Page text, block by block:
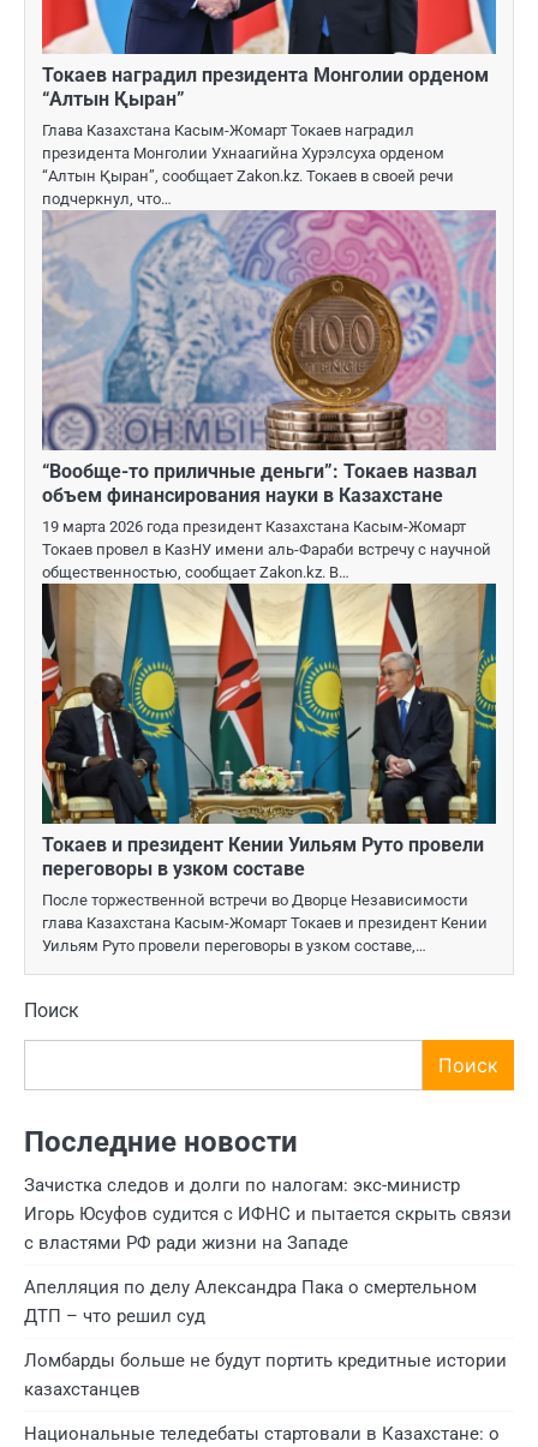
Токаев наградил президента Монголии орденом
“Алтын Қыран”
Глава Казахстана Касым-Жомарт Токаев наградил
президента Монголии Ухнаагийна Хурэлсуха орденом
“Алтын Қыран”, сообщает Zakon.kz. Токаев в своей речи
подчеркнул, что…
“Вообще-то приличные деньги”: Токаев назвал
объем финансирования науки в Казахстане
19 марта 2026 года президент Казахстана Касым-Жомарт
Токаев провел в КазНУ имени аль-Фараби встречу с научной
общественностью, сообщает Zakon.kz. В…
Токаев и президент Кении Уильям Руто провели
переговоры в узком составе
После торжественной встречи во Дворце Независимости
глава Казахстана Касым-Жомарт Токаев и президент Кении
Уильям Руто провели переговоры в узком составе,…
Поиск
Поиск
Последние новости
Зачистка следов и долги по налогам: экс-министр
Игорь Юсуфов судится с ИФНС и пытается скрыть связи
с властями РФ ради жизни на Западе
Апелляция по делу Александра Пака о смертельном
ДТП – что решил суд
Ломбарды больше не будут портить кредитные истории
казахстанцев
Национальные теледебаты стартовали в Казахстане: о